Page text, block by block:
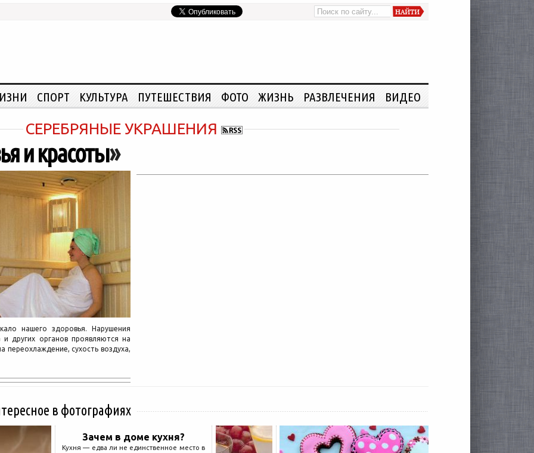
СПОРТ КУЛЬТУРА ПУТЕШЕСТВИЯ ФОТО ЖИЗНЬ РАЗВЛЕЧЕНИЯ ВИДЕО
CЕРЕБРЯНЫЕ УКРАШЕНИЯ
и красоты»
нашего здоровья. Нарушения
других органов проявляются на
переохлаждение, сухость воздуха,
в фотографиях
Зачем в доме кухня?
Кухня — едва ли не единственное место в